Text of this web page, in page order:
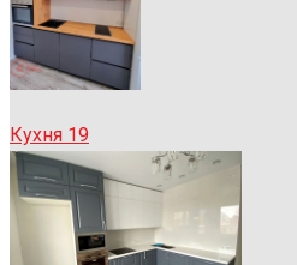
Кухня 19